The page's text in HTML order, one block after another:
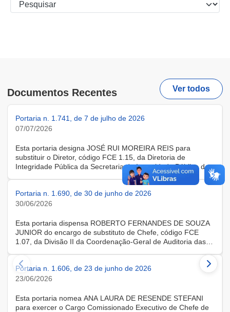
Documentos Recentes Ver todos
Portaria n. 1.741, de 7 de julho de 2026
07/07/2026
Esta portaria designa JOSÉ RUI MOREIRA REIS para
substituir o Diretor, código FCE 1.15, da Diretoria de
Integridade Pública da Secretaria de Integridade Pública da
Controladoria-Geral da União, em seus afastamentos e
impedimentos legais ou regulamentares, no período de 8 a
10 de julho de 2026.
Portaria n. 1.690, de 30 de junho de 2026
30/06/2026
Esta portaria dispensa ROBERTO FERNANDES DE SOUZA
JUNIOR do encargo de substituto de Chefe, código FCE
1.07, da Divisão II da Coordenação-Geral de Auditoria das
Auditoria de Políticas de Infraestrutura da Secretaria Federal
de Controle Interno da Controladoria-Geral da União.
Portaria n. 1.606, de 23 de junho de 2026
23/06/2026
Esta portaria nomea ANA LAURA DE RESENDE STEFANI
para exercer o Cargo Comissionado Executivo de Chefe de